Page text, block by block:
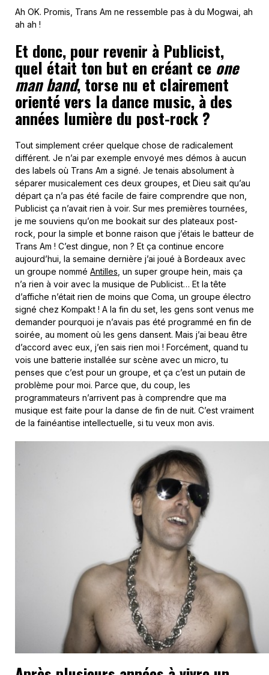
Ah OK. Promis, Trans Am ne ressemble pas à du Mogwai, ah
ah ah !
Et donc, pour revenir à Publicist,
quel était ton but en créant ce one
man band, torse nu et clairement
orienté vers la dance music, à des
années lumière du post-rock ?
Tout simplement créer quelque chose de radicalement
différent. Je n’ai par exemple envoyé mes démos à aucun
des labels où Trans Am a signé. Je tenais absolument à
séparer musicalement ces deux groupes, et Dieu sait qu’au
départ ça n’a pas été facile de faire comprendre que non,
Publicist ça n’avait rien à voir. Sur mes premières tournées,
je me souviens qu’on me bookait sur des plateaux post-
rock, pour la simple et bonne raison que j’étais le batteur de
Trans Am ! C’est dingue, non ? Et ça continue encore
aujourd’hui, la semaine dernière j’ai joué à Bordeaux avec
un groupe nommé Antilles , un super groupe hein, mais ça
n’a rien à voir avec la musique de Publicist… Et la tête
d’affiche n’était rien de moins que Coma, un groupe électro
signé chez Kompakt ! A la fin du set, les gens sont venus me
demander pourquoi je n’avais pas été programmé en fin de
soirée, au moment où les gens dansent. Mais j’ai beau être
d’accord avec eux, j’en sais rien moi ! Forcément, quand tu
vois une batterie installée sur scène avec un micro, tu
penses que c’est pour un groupe, et ça c’est un putain de
problème pour moi. Parce que, du coup, les
programmateurs n’arrivent pas à comprendre que ma
musique est faite pour la danse de fin de nuit. C’est vraiment
de la fainéantise intellectuelle, si tu veux mon avis.